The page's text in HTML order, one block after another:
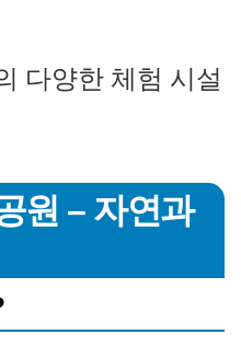
다양한 체험 시설
원 – 자연과